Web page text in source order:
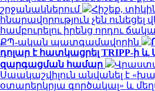
շրջանակներում
Հիշեք,
հնարավորություն չեն
համբուրելու իրենց որդու
ՔՊ-ական պատգամավորին
դոլար է հատկացրել TRIPP-ի և
զարգացման համար
Սաակաշվիլուն անվանել է
օտարերկրյա գործակալ» և